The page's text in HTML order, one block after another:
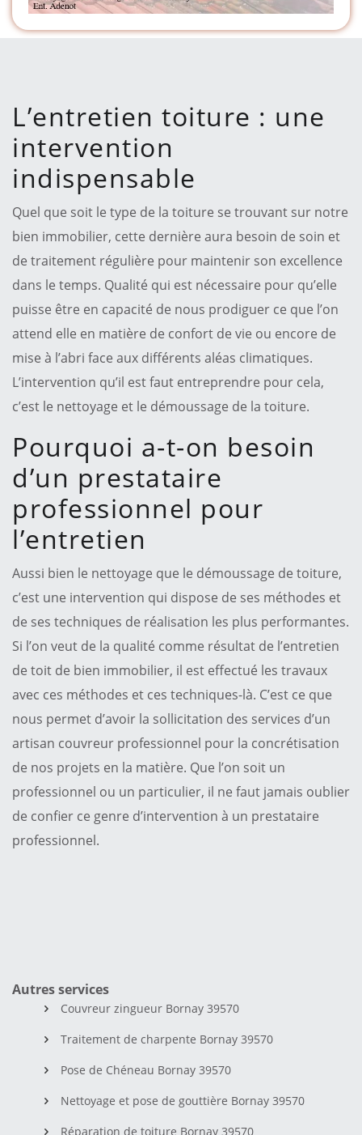
L’entretien toiture : une
intervention
indispensable
Quel que soit le type de la toiture se trouvant sur notre
bien immobilier, cette dernière aura besoin de soin et
de traitement régulière pour maintenir son excellence
dans le temps. Qualité qui est nécessaire pour qu’elle
puisse être en capacité de nous prodiguer ce que l’on
attend elle en matière de confort de vie ou encore de
mise à l’abri face aux différents aléas climatiques.
L’intervention qu’il est faut entreprendre pour cela,
c’est le nettoyage et le démoussage de la toiture.
Pourquoi a-t-on besoin
d’un prestataire
professionnel pour
l’entretien
Aussi bien le nettoyage que le démoussage de toiture,
c’est une intervention qui dispose de ses méthodes et
de ses techniques de réalisation les plus performantes.
Si l’on veut de la qualité comme résultat de l’entretien
de toit de bien immobilier, il est effectué les travaux
avec ces méthodes et ces techniques-là. C’est ce que
nous permet d’avoir la sollicitation des services d’un
artisan couvreur professionnel pour la concrétisation
de nos projets en la matière. Que l’on soit un
professionnel ou un particulier, il ne faut jamais oublier
de confier ce genre d’intervention à un prestataire
professionnel.
Autres services
Couvreur zingueur Bornay 39570
Traitement de charpente Bornay 39570
Pose de Chéneau Bornay 39570
Nettoyage et pose de gouttière Bornay 39570
Réparation de toiture Bornay 39570